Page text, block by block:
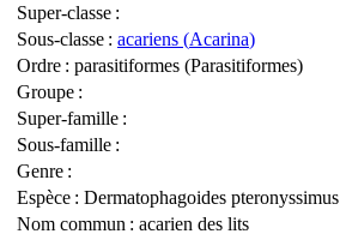
Super-classe :
Sous-classe : acariens (Acarina)
Ordre : parasitiformes (Parasitiformes)
Groupe :
Super-famille :
Sous-famille :
Genre :
Espèce : Dermatophagoides pteronyssimus
Nom commun : acarien des lits